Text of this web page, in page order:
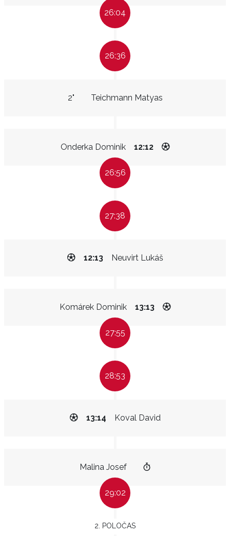
26:04
26:36
Teichmann Matyas
2"
Onderka Dominik 12:12
26:56
27:38
Neuvirt Lukáš
12:13
Komárek Dominik 13:13
27:55
28:53
Koval David
13:14
Malina Josef
29:02
2. POLOČAS